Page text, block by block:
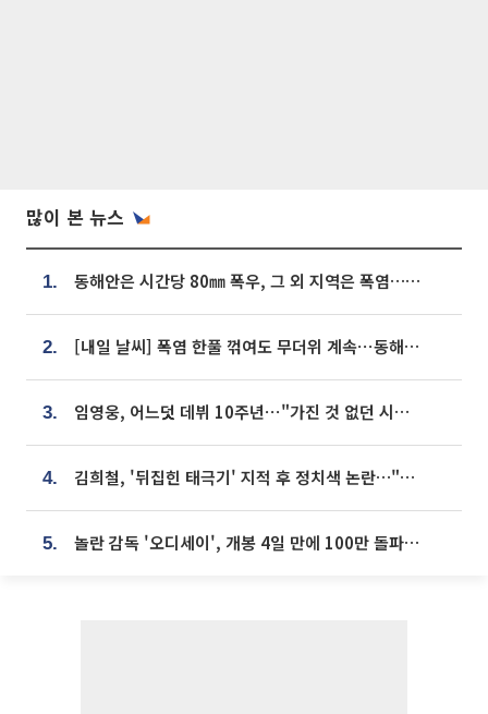
많이 본 뉴스
1. 동해안은 시간당 80㎜ 폭우, 그 외 지역은 폭염…‘극과 극 날씨’
2. [내일 날씨] 폭염 한풀 꺾여도 무더위 계속⋯동해안 이틀 연속 비
3. 임영웅, 어느덧 데뷔 10주년⋯"가진 것 없던 시절, 내 앞엔 20명의 팬뿐"
4. 김희철, '뒤집힌 태극기' 지적 후 정치색 논란…"좌우 떠나 우리나라 국기"
5. 놀란 감독 '오디세이', 개봉 4일 만에 100만 돌파⋯'왕사남' 보다 빠르다